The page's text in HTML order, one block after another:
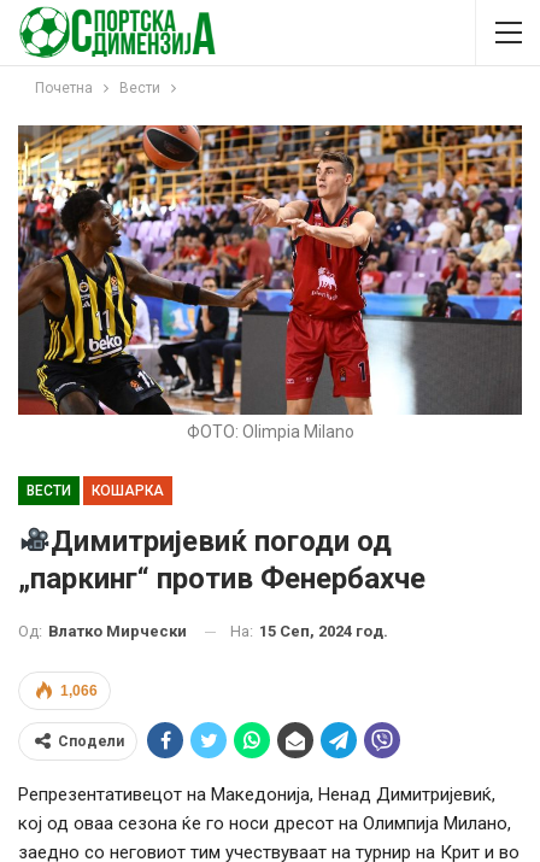
Почетна Вести
ФОТО: Olimpia Milano
ВЕСТИ КОШАРКА
Димитријевиќ погоди од
„паркинг“ против Фенербахче
Од: Влатко Мирчески На: 15 Сеп, 2024 год.
1,066
Сподели
Репрезентативецот на Македонија, Ненад Димитријевиќ,
кој од оваа сезона ќе го носи дресот на Олимпија Милано,
заедно со неговиот тим учествуваат на турнир на Крит и во